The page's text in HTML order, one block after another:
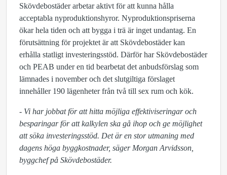
Skövdebostäder arbetar aktivt för att kunna hålla
acceptabla nyproduktionshyror. Nyproduktionspriserna
ökar hela tiden och att bygga i trä är inget undantag. En
förutsättning för projektet är att Skövdebostäder kan
erhålla statligt investeringsstöd. Därför har Skövdebostäder
och PEAB under en tid bearbetat det anbudsförslag som
lämnades i november och det slutgiltiga förslaget
innehåller 190 lägenheter från två till sex rum och kök.
- Vi har jobbat för att hitta möjliga effektiviseringar och
besparingar för att kalkylen ska gå ihop och ge möjlighet
att söka investeringsstöd. Det är en stor utmaning med
dagens höga byggkostnader, säger Morgan Arvidsson,
byggchef på Skövdebostäder.